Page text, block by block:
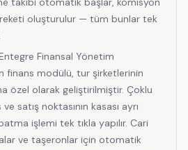
oluşturulur — tüm bunlar tek
Finansal Yönetim
finans modülü, tur şirketlerinin
özel olarak geliştirilmiştir. Çoklu
satış noktasının kasası ayrı
işlemi tek tıkla yapılır. Cari
ve taşeronlar için otomatik